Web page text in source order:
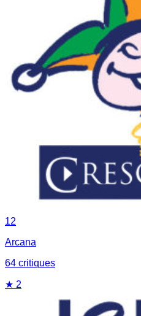
12
Arcana
64 critiques
★ 2